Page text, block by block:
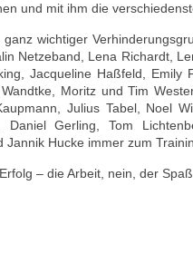
und mit ihm die
wichtiger
Netzeband, Lena Richardt,
Jacqueline Haßfeld,
Moritz und Tim
Julius Tabel, Noel
Gerling, Tom
Jannik Hucke immer zum
– die Arbeit, nein, der